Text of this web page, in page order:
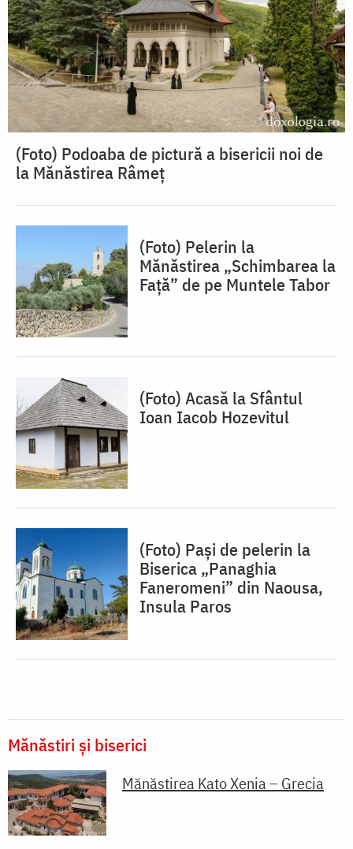
(Foto) Podoaba de pictură a bisericii noi de
la Mănăstirea Râmeț
(Foto) Pelerin la
Mănăstirea „Schimbarea la
Față” de pe Muntele Tabor
(Foto) Acasă la Sfântul
Ioan Iacob Hozevitul
(Foto) Pași de pelerin la
Biserica „Panaghia
Faneromeni” din Naousa,
Insula Paros
Mănăstiri și biserici
Mănăstirea Kato Xenia – Grecia